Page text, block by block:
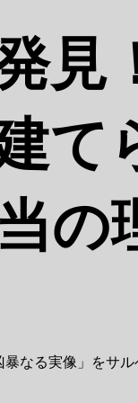
て
の
なる実像」をサル